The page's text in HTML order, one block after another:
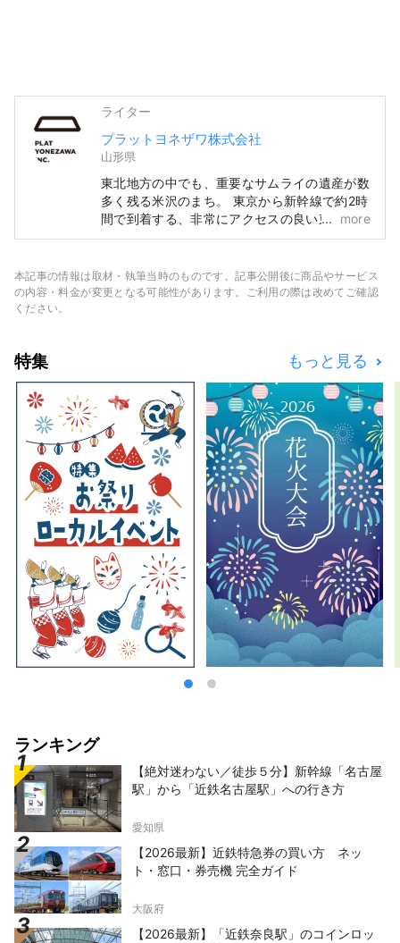
ライター
プラットヨネザワ株式会社
山形県
東北地方の中でも、重要なサムライの遺産が数
多く残る米沢のまち。 東京から新幹線で約2時
間で到着する、非常にアクセスの良い東北地方
の観光地です。 甲冑や着物を身に着けてみた
みたり。かつて、日本のサムライたちが過ごし
たストーリーを、米沢で追体験してみません
more
本記事の情報は取材・執筆当時のものです。記事公開後に商品やサービス
の内容・料金が変更となる可能性があります。ご利用の際は改めてご確認
ください。
特集 もっと見る
ランキング
【絶対迷わない／徒歩５分】新幹線「名古屋
駅」から「近鉄名古屋駅」への行き方
愛知県
【2026最新】近鉄特急券の買い方 ネッ
ト・窓口・券売機 完全ガイド
大阪府
【2026最新】「近鉄奈良駅」のコインロッ